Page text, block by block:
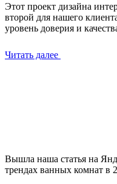
Этот проект дизайна
второй для нашего
уровень доверия и
Читать далее
Вышла наша статья на
трендах ванных комнат в